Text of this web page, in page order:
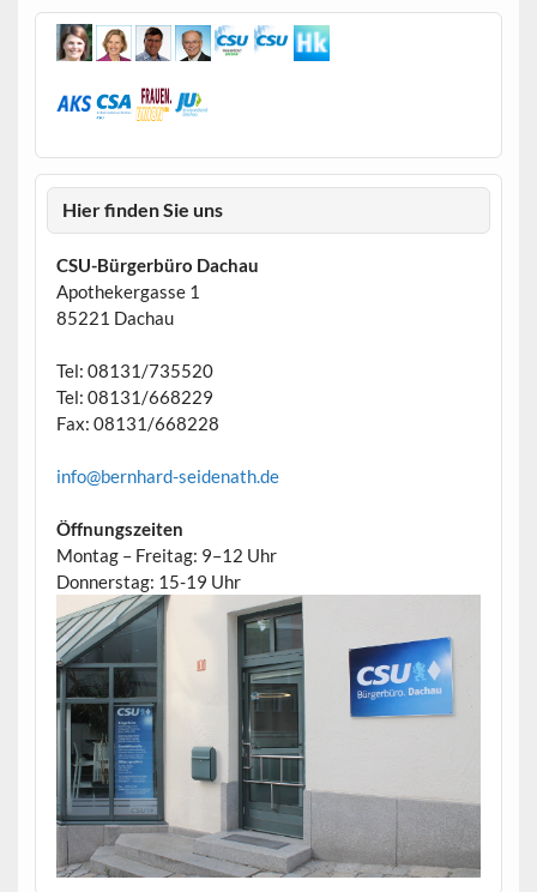
Hier finden Sie uns
CSU-Bürgerbüro Dachau
Apothekergasse 1
85221 Dachau
Tel: 08131/735520
Tel: 08131/668229
Fax: 08131/668228
info@bernhard-seidenath.de
Öffnungszeiten
Montag – Freitag: 9–12 Uhr
Donnerstag: 15-19 Uhr